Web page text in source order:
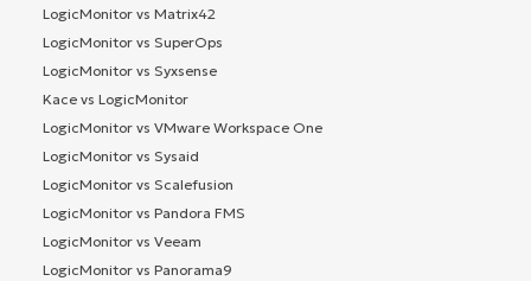
LogicMonitor vs Matrix42
LogicMonitor vs SuperOps
LogicMonitor vs Syxsense
Kace vs LogicMonitor
LogicMonitor vs VMware Workspace One
LogicMonitor vs Sysaid
LogicMonitor vs Scalefusion
LogicMonitor vs Pandora FMS
LogicMonitor vs Veeam
LogicMonitor vs Panorama9